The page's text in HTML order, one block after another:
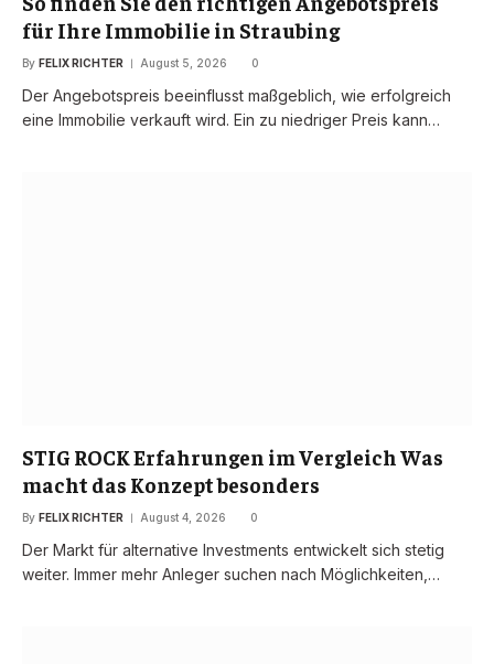
für Ihre Immobilie in Straubing
By FELIX RICHTER August 5, 2026 0
Der Angebotspreis beeinflusst maßgeblich, wie erfolgreich
eine Immobilie verkauft wird. Ein zu niedriger Preis kann…
STIG ROCK Erfahrungen im Vergleich Was
macht das Konzept besonders
By FELIX RICHTER August 4, 2026 0
Der Markt für alternative Investments entwickelt sich stetig
weiter. Immer mehr Anleger suchen nach Möglichkeiten,…